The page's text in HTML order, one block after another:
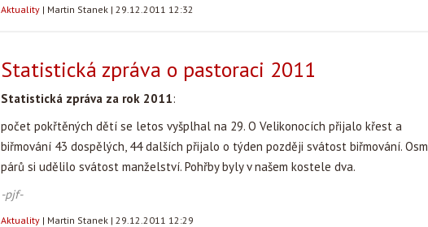
Aktuality | Martin Stanek | 29.12.2011 12:32
Statistická zpráva o pastoraci 2011
Statistická zpráva za rok 2011:
počet pokřtěných dětí se letos vyšplhal na 29. O Velikonocích přijalo křest a
biřmování 43 dospělých, 44 dalších přijalo o týden později svátost biřmování. Osm
párů si udělilo svátost manželství. Pohřby byly v našem kostele dva.
-pjf-
Aktuality | Martin Stanek | 29.12.2011 12:29